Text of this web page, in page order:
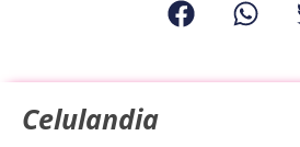
Celulandia